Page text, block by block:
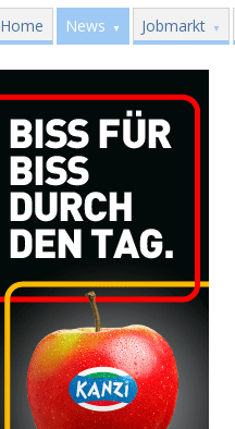
Home News Jobmarkt